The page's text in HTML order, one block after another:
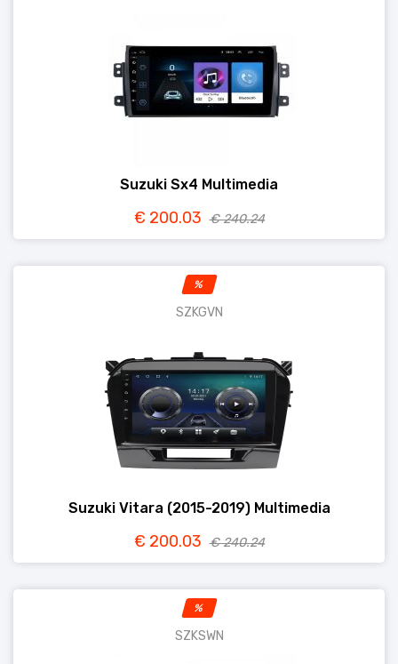
Suzuki Sx4 Multimedia
€ 200.03 € 240.24
%
SZKGVN
Suzuki Vitara (2015-2019) Multimedia
€ 200.03 € 240.24
%
SZKSWN